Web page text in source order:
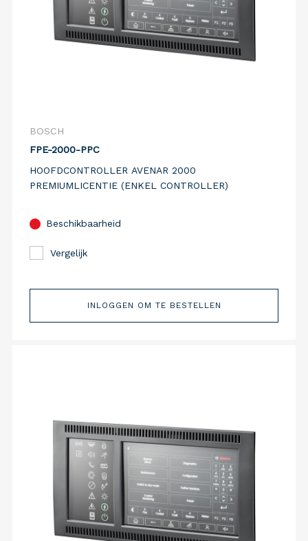
BOSCH
FPE-2000-PPC
HOOFDCONTROLLER AVENAR 2000
PREMIUMLICENTIE (ENKEL CONTROLLER)
Beschikbaarheid
Vergelijk
INLOGGEN OM TE BESTELLEN